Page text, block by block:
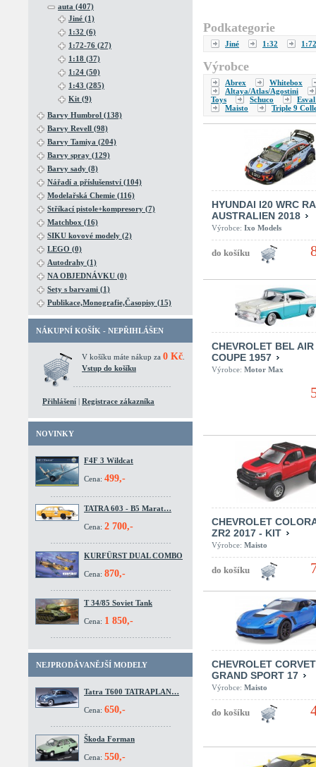
auta (407)
Jiné (1)
1:32 (6)
1:72-76 (27)
1:18 (37)
1:24 (50)
1:43 (285)
Kit (9)
Barvy Humbrol (138)
Barvy Revell (98)
Barvy Tamiya (204)
Barvy spray (129)
Barvy sady (8)
Nářadí a příslušenství (104)
Modelařská Chemie (116)
Stříkací pistole+kompresory (7)
Matchbox (16)
SIKU kovové modely (2)
LEGO (0)
Autodrahy (1)
NA OBJEDNÁVKU (0)
Sety s barvami (1)
Publikace,Monografie,Časopisy (15)
NÁKUPNÍ KOŠÍK - NEPŘIHLÁŠEN
V košíku máte nákup za 0 Kč
Vstup do košíku
Přihlášení | Registrace zákazníka
NOVINKY
F4F 3 Wildcat
Cena: 499,-
TATRA 603 - B5 Marat…
Cena: 2 700,-
KURFÜRST DUAL COMBO
Cena: 870,-
T 34/85 Soviet Tank
Cena: 1 850,-
NEJPRODÁVANĚJŠÍ MODELY
Tatra T600 TATRAPLAN…
Cena: 650,-
Škoda Forman
Cena: 550,-
Podkategorie
Jiné 1:32
Výrobce
Abrex
Whitebox
Altaya/Atlas/Agostini
Toys
Schuco
Maisto
Triple 9
HYUNDAI I20 WRC
AUSTRALIEN 2018
Výrobce: Ixo Models
CHEVROLET BEL AIR
COUPE 1957
Výrobce: Motor Max
CHEVROLET
ZR2 2017 - KIT
Výrobce: Maisto
CHEVROLET
GRAND SPORT 17
Výrobce: Maisto